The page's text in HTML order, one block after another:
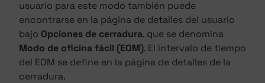
usuario para este modo también puede
encontrarse en la página de detalles del usuario
bajo Opciones de cerradura, que se denomina
Modo de oficina fácil (EOM). El intervalo de tiempo
del EOM se define en la página de detalles de la
cerradura.